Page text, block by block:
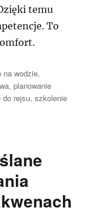
temu
To
na wodzie,
,planowanie
do rejsu,szkolenie